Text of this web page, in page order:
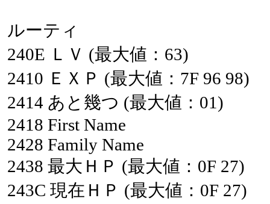
ルーティ
240E ＬＶ (最大値：63)
2410 ＥＸＰ (最大値：7F 96 98)
2414 あと幾つ (最大値：01)
2418 First Name
2428 Family Name
2438 最大ＨＰ (最大値：0F 27)
243C 現在ＨＰ (最大値：0F 27)